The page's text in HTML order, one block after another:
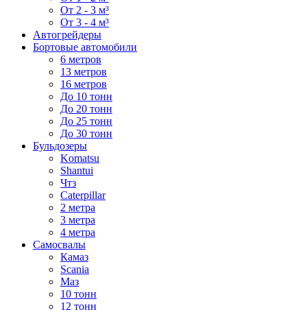
От 2 - 3 м³
От 3 - 4 м³
Автогрейдеры
Бортовые автомобили
6 метров
13 метров
16 метров
До 10 тонн
До 20 тонн
До 25 тонн
До 30 тонн
Бульдозеры
Komatsu
Shantui
Чтз
Caterpillar
2 метра
3 метра
4 метра
Самосвалы
Камаз
Scania
Маз
10 тонн
12 тонн